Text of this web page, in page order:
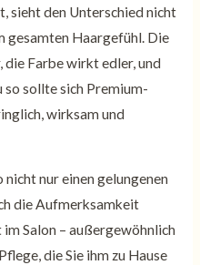
sieht den Unterschied nicht
gesamten Haargefühl. Die
die Farbe wirkt edler, und
so sollte sich Premium-
wirksam und
nicht nur einen gelungenen
die Aufmerksamkeit
Salon – außergewöhnlich
die Sie ihm zu Hause